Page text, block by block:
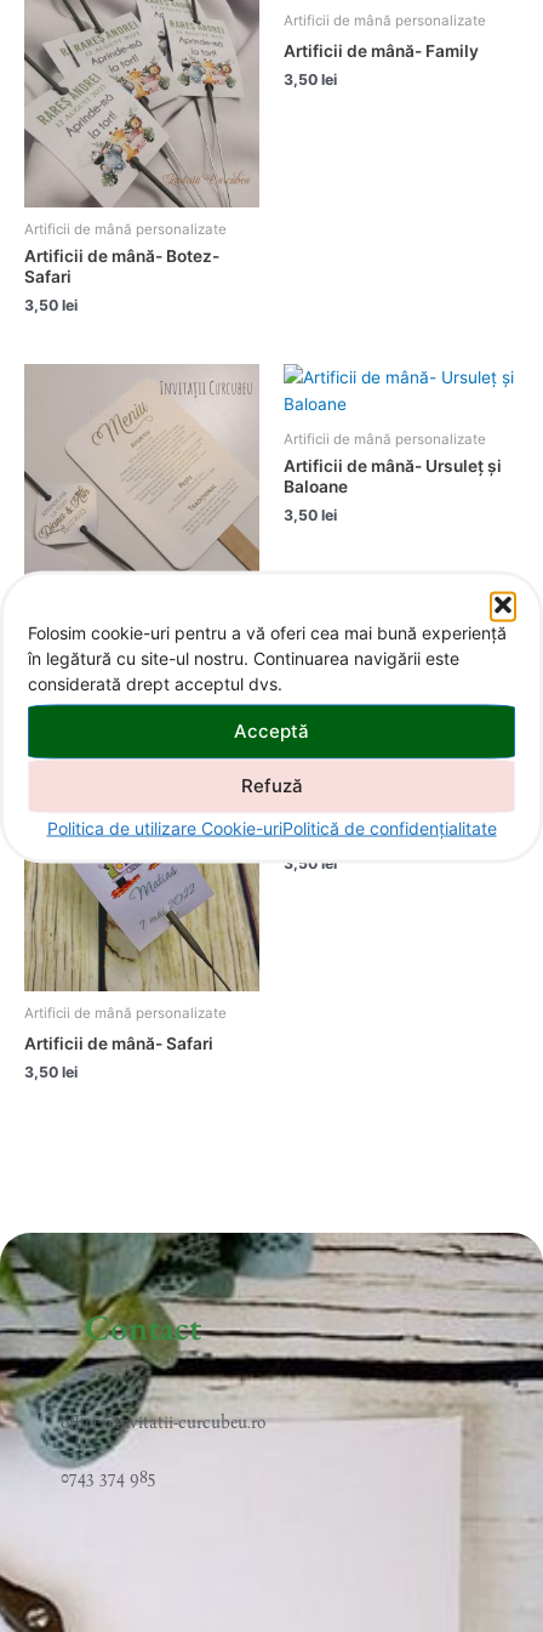
Folosim cookie-uri pentru a vă oferi cea mai bună experiență
în legătură cu site-ul nostru. Continuarea navigării este
considerată drept acceptul dvs.
Acceptă
Refuză
Politica de utilizare Cookie-uriPolitică de confidențialitate
Artificii de mână personalizate
Artificii de mână- Botez-
Safari
3,50 lei
Artificii de mână personalizate
Artificii de mână- Family
3,50 lei
Artificii de mână cu carton
sidefat personalizat
5,00lei
Artificii de mână personalizate
Artificii de mână- Ursuleț și
Baloane
3,50 lei
Artificii de mână personalizate
Artificii de mână- Safari
3,50 lei
Artificii de mână- Fluturi
3,50 lei
Contact
office@invitatii-curcubeu.ro
0743 374 985